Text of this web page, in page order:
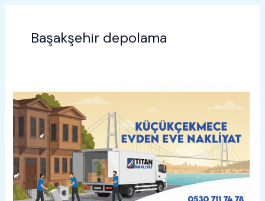
Başakşehir depolama